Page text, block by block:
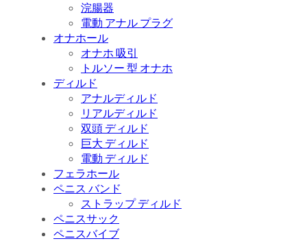
浣腸器
電動 アナル プラグ
オナホール
オナホ 吸引
トルソー 型 オナホ
ディルド
アナルディルド
リアルディルド
双頭 ディルド
巨大 ディルド
電動 ディルド
フェラホール
ペニス バンド
ストラップ ディルド
ペニスサック
ペニスバイブ